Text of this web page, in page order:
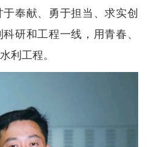
奉献、勇于担当、求实创
研和工程一线，用青春、
利工程。